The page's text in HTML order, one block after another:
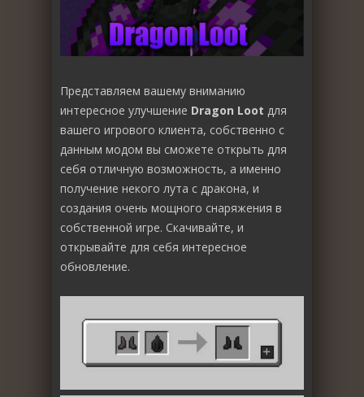
Представляем вашему вниманию
интересное улучшение Dragon Loot для
вашего игрового клиента, собственно с
данным модом вы сможете открыть для
себя отличную возможность, а именно
получение некого лута с дракона, и
создания очень мощного снаряжения в
собственной игре. Скачивайте, и
открывайте для себя интересное
обновление.